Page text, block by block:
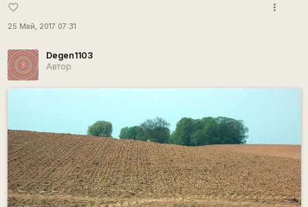
favorite_border
25 Май, 2017 07:31
more_vert
Degen1103
Автор